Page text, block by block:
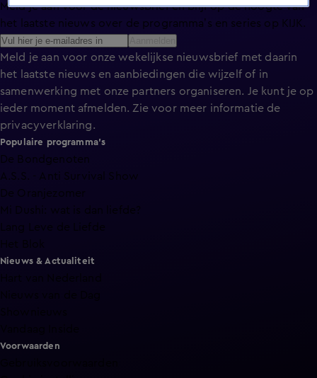
Meld je aan voor de nieuwsbrief en blijf op de hoogte van
het laatste nieuws over de programma’s en series op KIJK.
Meld je aan voor onze wekelijkse nieuwsbrief met daarin
het laatste nieuws en aanbiedingen die wijzelf of in
samenwerking met onze partners organiseren. Je kunt je op
ieder moment afmelden. Zie voor meer informatie de
privacyverklaring.
Populaire programma's
De Bondgenoten
A.S.S. - Anti Survival Show
De Oranjezomer
Mi Dushi: wat is dan liefde?
Lang Leve de Liefde
Het Blok
Nieuws & Actualiteit
Voorwaarden